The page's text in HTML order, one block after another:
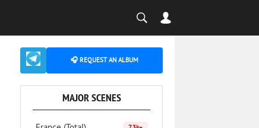
🎧 REQUEST AN ALBUM
MAJOR SCENES